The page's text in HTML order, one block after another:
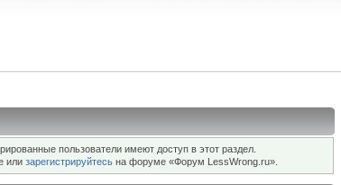
пользователи имеют доступ в этот раздел.
или зарегистрируйтесьна форуме «Форум LessWrong.ru».